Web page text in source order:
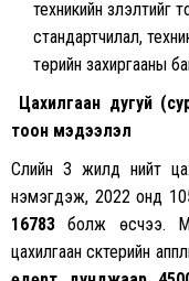
техникийн
стандартчилал,
төрийн захиргааны
Цахилгаан дугуй
тоон мэдээлэл
Сүүлийн 3 жилд нийт
нэмэгдэж, 2022 онд
16783 болж өсчээ.
цахилгаан скүүтерийн